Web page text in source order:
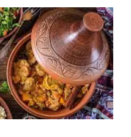
Marokkaans
Koken:
Ontdek
de
Magie
van
de
Marokkaanse
Keuken